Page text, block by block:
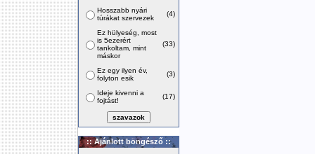
Hosszabb nyári
túrákat szervezek
(4)
Ez hülyeség, most
is 5ezerért
tankoltam, mint
máskor
(33)
Ez egy ilyen év,
folyton esik
(3)
Ideje kivenni a
fojtást!
(17)
:: Ajánlott böngésző ::